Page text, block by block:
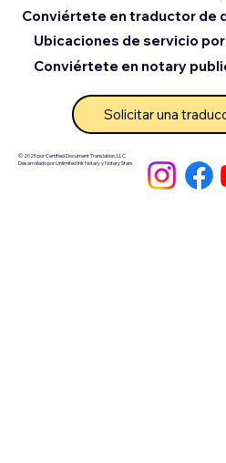
© 2025 por Certified Document Translation, LLC
Desarrollado por Unlimited Ink Notary y Notary Stars
Conviértete en traductor de
Ubicaciones de servicio
Conviértete en notary
Solicitar una